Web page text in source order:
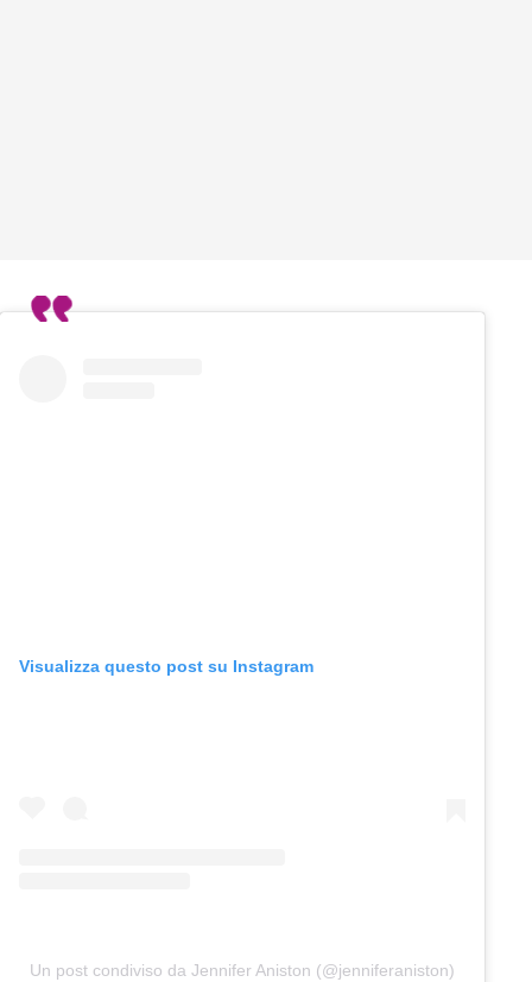
Visualizza questo post su Instagram
Un post condiviso da Jennifer Aniston (@jenniferaniston)